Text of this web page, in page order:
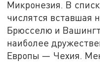
Микронезия. В
числятся вставшая
Брюсселю и
наиболее
Европы — Чехия.